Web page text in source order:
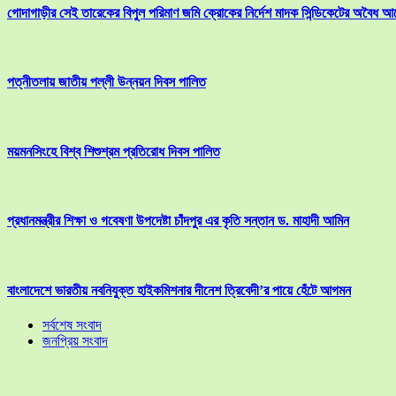
গোদাগাড়ীর সেই তারেকের বিপুল পরিমাণ জমি ক্রোকের নির্দেশ মাদক সিন্ডিকেটের অবৈধ
পত্নীতলায় জাতীয় পল্লী উন্নয়ন দিবস পালিত
ময়মনসিংহে বিশ্ব শিশুশ্রম প্রতিরোধ দিবস পালিত
প্রধানমন্ত্রীর শিক্ষা ও গবেষণা উপদেষ্টা চাঁদপুর এর কৃতি সন্তান ড. মাহাদী আমিন
বাংলাদেশে ভারতীয় নবনিযুক্ত হাইকমিশনার দীনেশ ত্রিবেদী’র পায়ে হেঁটে আগমন
সর্বশেষ সংবাদ
জনপ্রিয় সংবাদ